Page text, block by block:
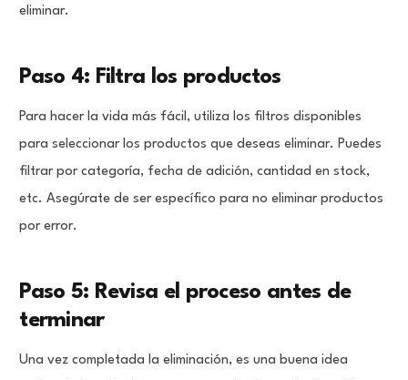
eliminar.
Paso 4: Filtra los productos
Para hacer la vida más fácil, utiliza los filtros disponibles
para seleccionar los productos que deseas eliminar. Puedes
filtrar por categoría, fecha de adición, cantidad en stock,
etc. Asegúrate de ser específico para no eliminar productos
por error.
Paso 5: Revisa el proceso antes de
terminar
Una vez completada la eliminación, es una buena idea